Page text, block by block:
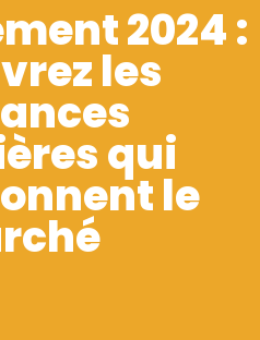
2024 :
les
qui
le